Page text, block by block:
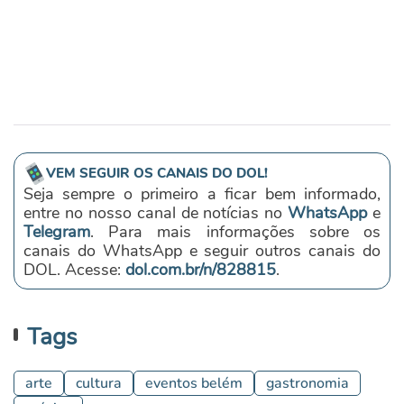
VEM SEGUIR OS CANAIS DO DOL!
Seja sempre o primeiro a ficar bem informado,
entre no nosso canal de notícias noWhatsAppe
Telegram. Para mais informações sobre os
canais do WhatsApp e seguir outros canais do
DOL. Acesse: dol.com.br/n/828815.
Tags
arte cultura eventos belém
gastronomia